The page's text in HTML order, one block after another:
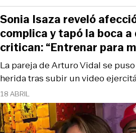
18 ABRIL
La pareja de Arturo Vidal se
herida tras subir un video
Sonia Isaza reveló
complica y tapó la boca a
critican: “Entrenar para